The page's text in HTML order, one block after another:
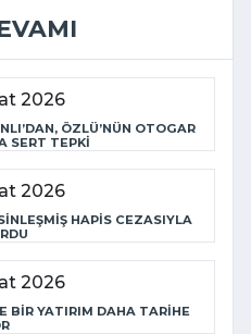
2026
ÖZLÜ’NÜN OTOGAR
SERT TEPKİ
2026
HAPİS CEZASIYLA
2026
BİR YATIRIM DAHA TARİHE